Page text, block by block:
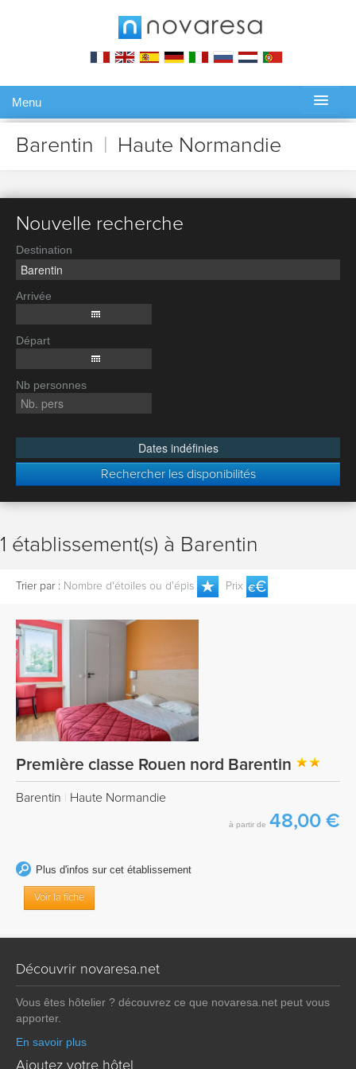
Menu
Gérer ma réservation
Barentin Haute Normandie
Nouvelle recherche
Destination
Arrivée
Départ
Nb personnes
Dates indéfinies
Rechercher les disponibilités
1 établissement(s) à Barentin
Trier par : Nombre d'étoiles ou d'épis Prix
Première classe Rouen nord Barentin
Barentin Haute Normandie
à partir de 48,00 €
Plus d'infos sur cet établissement
Voir la fiche
Découvrir novaresa.net
Vous êtes hôtelier ? découvrez ce que novaresa.net peut vous
apporter.
En savoir plus
Ajoutez votre hôtel